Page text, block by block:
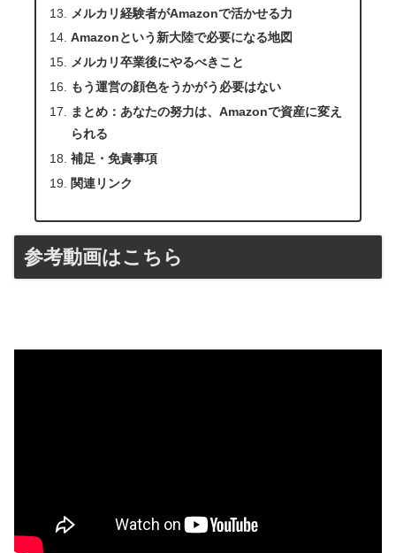
メルカリ経験者がAmazonで活かせる力
Amazonという新大陸で必要になる地図
メルカリ卒業後にやるべきこと
もう運営の顔色をうかがう必要はない
まとめ：あなたの努力は、Amazonで資産に変え
られる
補足・免責事項
関連リンク
参考動画はこちら